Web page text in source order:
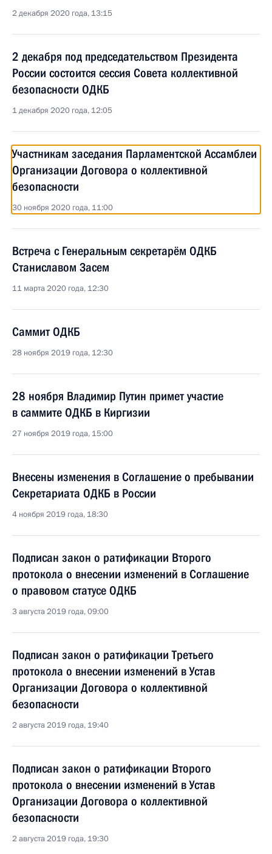
2 декабря 2020 года, 13:15
2 декабря под председательством Президента
России состоится сессия Совета коллективной
безопасности ОДКБ
1 декабря 2020 года, 12:05
Участникам заседания Парламентской Ассамблеи
Организации Договора о коллективной
безопасности
30 ноября 2020 года, 11:00
Встреча с Генеральным секретарём ОДКБ
Станиславом Засем
11 марта 2020 года, 12:30
Саммит ОДКБ
28 ноября 2019 года, 12:30
28 ноября Владимир Путин примет участие
в саммите ОДКБ в Киргизии
27 ноября 2019 года, 15:00
Внесены изменения в Соглашение о пребывании
Секретариата ОДКБ в России
4 ноября 2019 года, 18:30
Подписан закон о ратификации Второго
протокола о внесении изменений в Соглашение
о правовом статусе ОДКБ
3 августа 2019 года, 09:00
Подписан закон о ратификации Третьего
протокола о внесении изменений в Устав
Организации Договора о коллективной
безопасности
2 августа 2019 года, 19:40
Подписан закон о ратификации Второго
протокола о внесении изменений в Устав
Организации Договора о коллективной
безопасности
2 августа 2019 года, 19:30